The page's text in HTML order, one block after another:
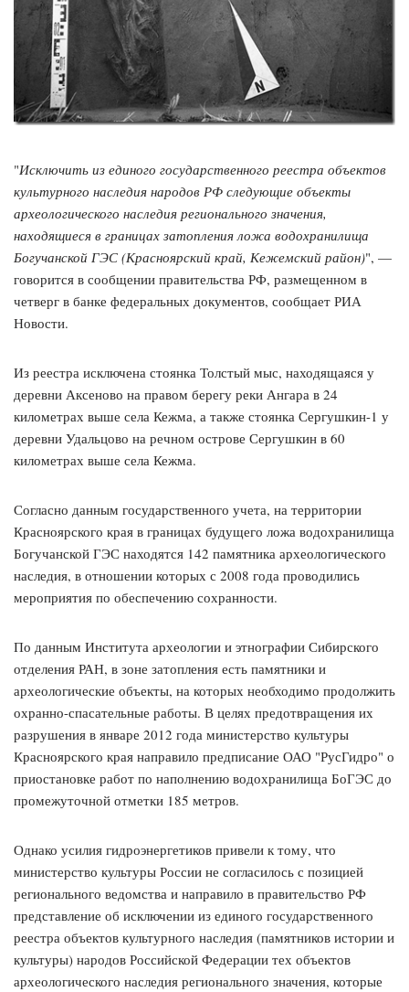
"Исключить из единого государственного реестра объектов
культурного наследия народов РФ следующие объекты
археологического наследия регионального значения,
находящиеся в границах затопления ложа водохранилища
Богучанской ГЭС (Красноярский край, Кежемский район)", —
говорится в сообщении правительства РФ, размещенном в
четверг в банке федеральных документов, сообщает РИА
Новости.
Из реестра исключена стоянка Толстый мыс, находящаяся у
деревни Аксеново на правом берегу реки Ангара в 24
километрах выше села Кежма, а также стоянка Сергушкин-1 у
деревни Удальцово на речном острове Сергушкин в 60
километрах выше села Кежма.
Согласно данным государственного учета, на территории
Красноярского края в границах будущего ложа водохранилища
Богучанской ГЭС находятся 142 памятника археологического
наследия, в отношении которых с 2008 года проводились
мероприятия по обеспечению сохранности.
По данным Института археологии и этнографии Сибирского
отделения РАН, в зоне затопления есть памятники и
археологические объекты, на которых необходимо продолжить
охранно-спасательные работы. В целях предотвращения их
разрушения в январе 2012 года министерство культуры
Красноярского края направило предписание ОАО "РусГидро" о
приостановке работ по наполнению водохранилища БоГЭС до
промежуточной отметки 185 метров.
Однако усилия гидроэнергетиков привели к тому, что
министерство культуры России не согласилось с позицией
регионального ведомства и направило в правительство РФ
представление об исключении из единого государственного
реестра объектов культурного наследия (памятников истории и
культуры) народов Российской Федерации тех объектов
археологического наследия регионального значения, которые